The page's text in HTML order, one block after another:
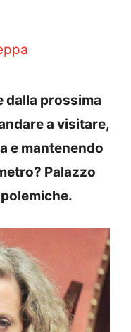
dalla prossima
a visitare,
e mantenendo
Palazzo